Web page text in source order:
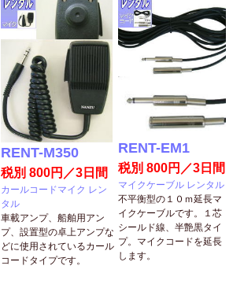
RENT-M350
税別 800円／3日間
カールコードマイク レン
タル
車載アンプ、船舶用アン
プ、設置型の卓上アンプな
どに使用されているカール
コードタイプです。
RENT-EM1
税別 800円／3日間
マイクケーブル レンタル
不平衡型の１０ｍ延長マ
イクケーブルです。１芯
シールド線、半艶黒タイ
プ。マイクコードを延長
します。